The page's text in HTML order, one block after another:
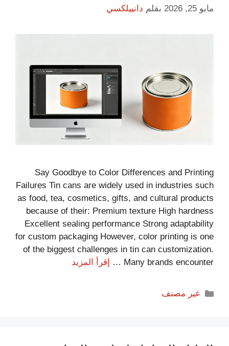
مايو 25, 2026 بقلم دانييلكسي
Say Goodbye to Color Differences and Printing
Failures Tin cans are widely used in industries such
as food, tea, cosmetics, gifts, and cultural products
because of their: Premium texture High hardness
Excellent sealing performance Strong adaptability
for custom packaging However, color printing is one
of the biggest challenges in tin can customization.
Many brands encounter …
إقرأ المزيد
غير مصنف